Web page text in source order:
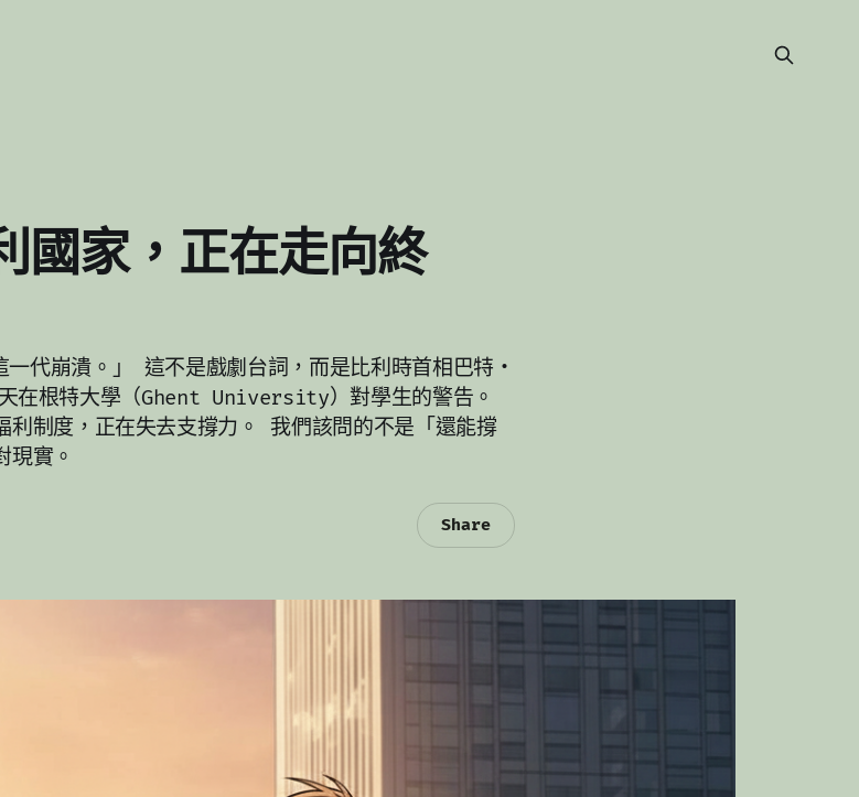
家，正在走向終
一代崩潰。」 這不是戲劇台詞，而是比利時首相巴特・
在根特大學（Ghent University）對學生的警告。
利制度，正在失去支撐力。 我們該問的不是「還能撐
現實。
Share